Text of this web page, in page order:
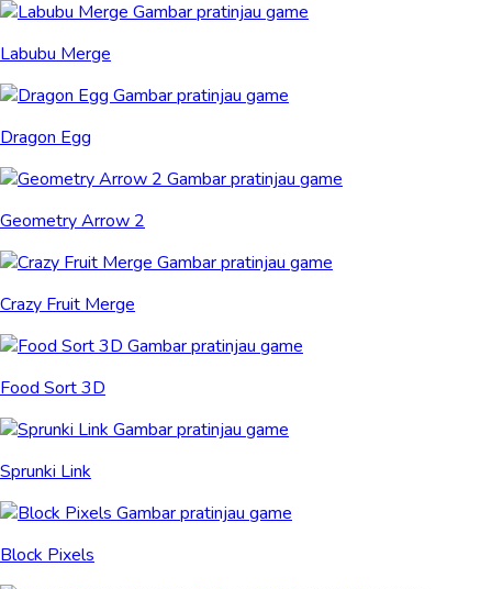
Labubu Merge
Dragon Egg
Geometry Arrow 2
Crazy Fruit Merge
Food Sort 3D
Sprunki Link
Block Pixels